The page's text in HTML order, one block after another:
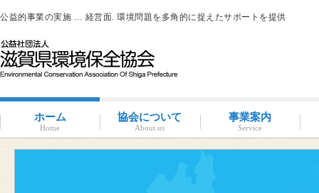
公益的事業の実施 … 経営面. 環境問題を多角的に捉えたサポートを提供
ホーム
Home
協会について
About us
事業案内
Service